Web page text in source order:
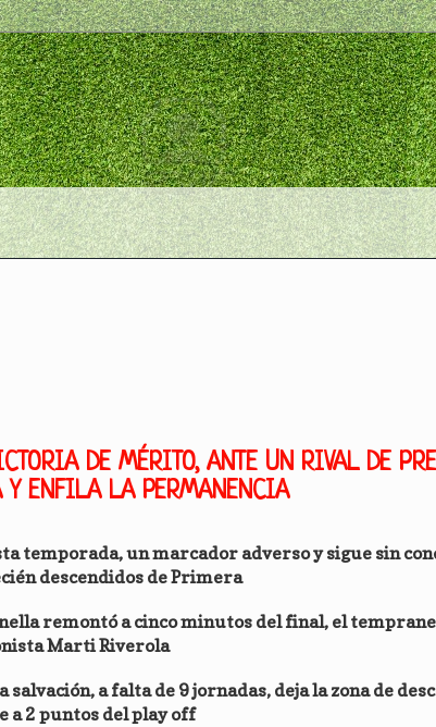
DE MÉRITO, ANTE UN RIVAL DE
Y ENFILA LA PERMANENCIA
temporada, un marcador adverso y sigue sin
descendidos de Primera
remontó a cinco minutos del final, el
Marti Riverola
a falta de 9 jornadas, deja la zona de
a 2 puntos del play off